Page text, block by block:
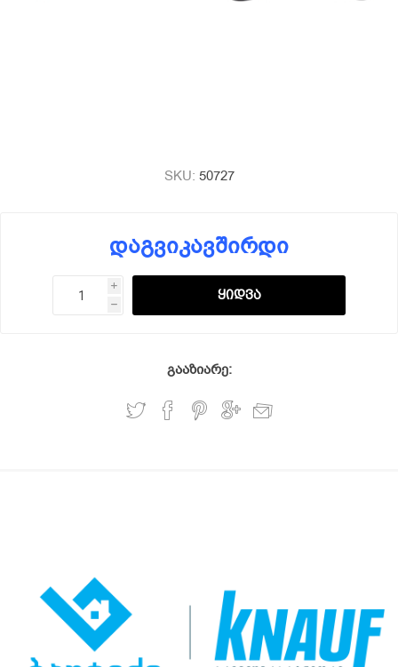
SKU: 50727
დაგვიკავშირდი
i
h
გააზიარე: